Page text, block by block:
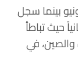
بينما سجل
حيث تباطأ
والصين، في